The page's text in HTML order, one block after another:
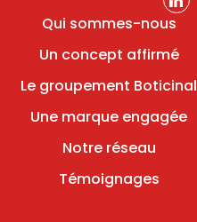
Qui sommes-nous
Un concept affirmé
Le groupement Boticinal
Une marque engagée
Notre réseau
Témoignages